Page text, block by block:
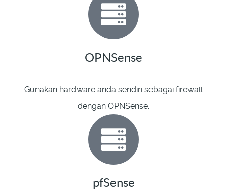
OPNSense
Gunakan hardware anda sendiri sebagai firewall
dengan OPNSense.
pfSense